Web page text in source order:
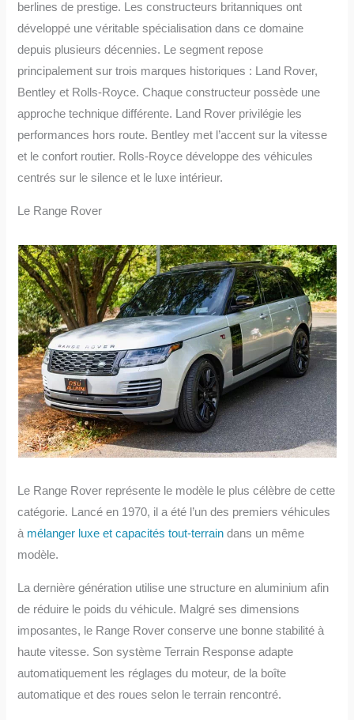
berlines de prestige. Les constructeurs britanniques ont
développé une véritable spécialisation dans ce domaine
depuis plusieurs décennies. Le segment repose
principalement sur trois marques historiques : Land Rover,
Bentley et Rolls-Royce. Chaque constructeur possède une
approche technique différente. Land Rover privilégie les
performances hors route. Bentley met l’accent sur la vitesse
et le confort routier. Rolls-Royce développe des véhicules
centrés sur le silence et le luxe intérieur.
Le Range Rover
Le Range Rover représente le modèle le plus célèbre de cette
catégorie. Lancé en 1970, il a été l’un des premiers véhicules
à mélanger luxe et capacités tout-terrain dans un même
modèle.
La dernière génération utilise une structure en aluminium afin
de réduire le poids du véhicule. Malgré ses dimensions
imposantes, le Range Rover conserve une bonne stabilité à
haute vitesse. Son système Terrain Response adapte
automatiquement les réglages du moteur, de la boîte
automatique et des roues selon le terrain rencontré.